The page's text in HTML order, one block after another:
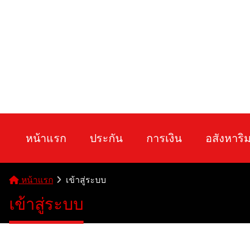
หน้าแรก ประกัน การเงิน อสังหาริ
หน้าแรก เข้าสู่ระบบ
เข้าสู่ระบบ